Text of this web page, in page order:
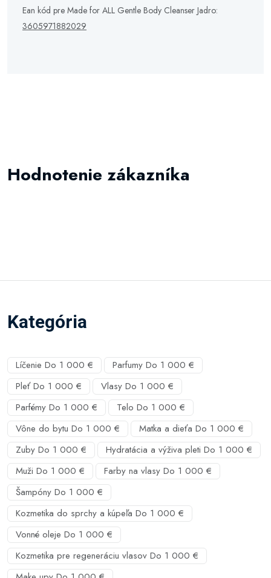
Ean kód pre Made for ALL Gentle Body Cleanser Jadro:
3605971882029
Hodnotenie zákazníka
Kategória
Líčenie Do 1 000 €
Parfumy Do 1 000 €
Pleť Do 1 000 €
Vlasy Do 1 000 €
Parfémy Do 1 000 €
Telo Do 1 000 €
Vône do bytu Do 1 000 €
Matka a dieťa Do 1 000 €
Zuby Do 1 000 €
Hydratácia a výživa pleti Do 1 000 €
Muži Do 1 000 €
Farby na vlasy Do 1 000 €
Šampóny Do 1 000 €
Kozmetika do sprchy a kúpeľa Do 1 000 €
Vonné oleje Do 1 000 €
Kozmetika pre regeneráciu vlasov Do 1 000 €